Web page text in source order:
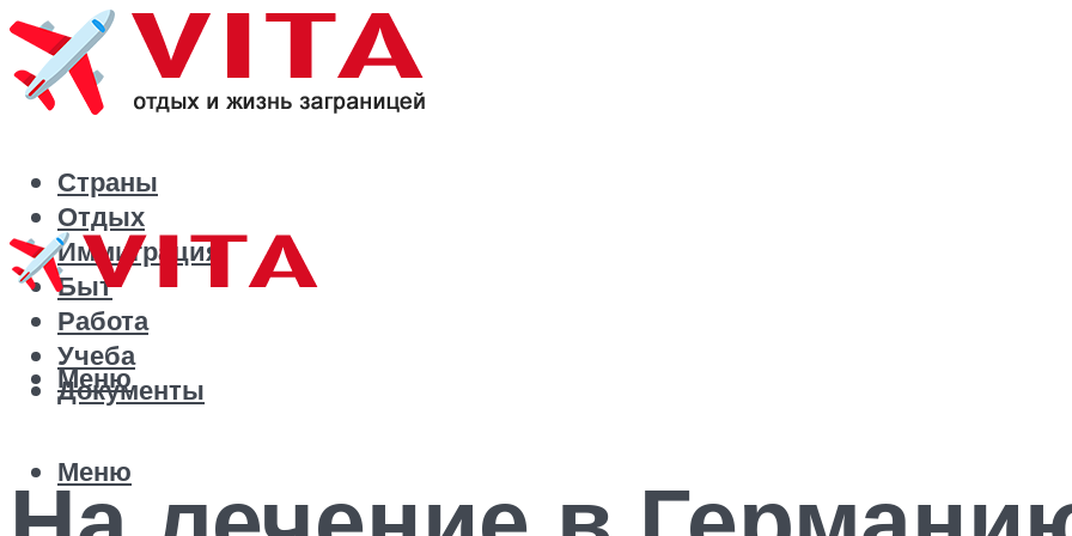
Страны
Отдых
Иммиграция
Быт
Работа
Учеба
Документы
Меню
Меню